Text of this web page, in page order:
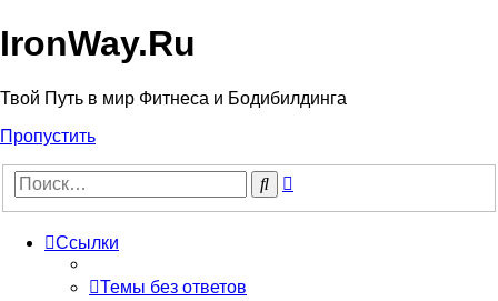
IronWay.Ru
Твой Путь в мир Фитнеса и Бодибилдинга
Пропустить
Поиск
Ссылки
Темы без ответов